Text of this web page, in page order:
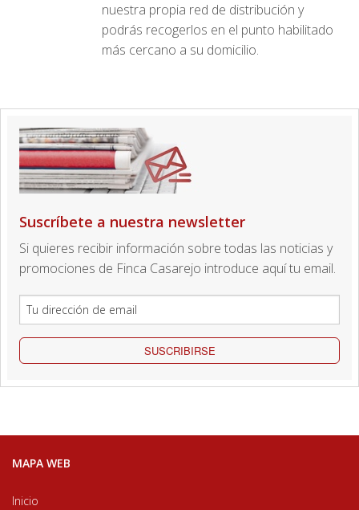
nuestra propia red de distribución y
podrás recogerlos en el punto habilitado
más cercano a su domicilio.
Suscríbete a nuestra newsletter
Si quieres recibir información sobre todas las noticias y
promociones de Finca Casarejo introduce aquí tu email.
SUSCRIBIRSE
MAPA WEB
Inicio